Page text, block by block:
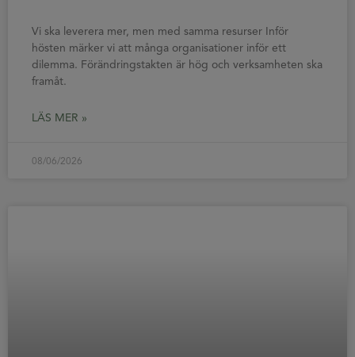
Vi ska leverera mer, men med samma resurser Inför
hösten märker vi att många organisationer inför ett
dilemma. Förändringstakten är hög och verksamheten ska
framåt.
LÄS MER »
08/06/2026